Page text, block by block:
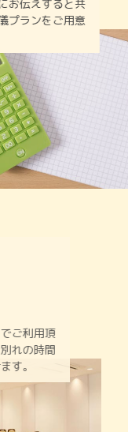
お伝えすると共
プランをご用意
覚でご利用頂
のお別れの時間
だけます。